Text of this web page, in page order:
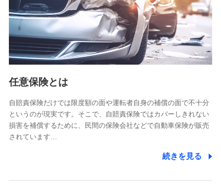
基本情報
氏名、電話番号、メールアドレス、お客さまの識別子、
属性、連絡先、dポイントサービスのご利用に関する情
報。例として、dポイントカード番号、性別、年齢、家族
構成、住所、dポイント残高、dポイント利用履歴などが
含まれます。
当社又は株式会社NTTドコモが提供する各種サービスな
又は株式会社NTTドコモが提供する各種サービスのご契
約状態・ご利用履歴インターネット利用時の行動に関す
る情報、アプリケーション利用時の行動に関する情報、
購入されたサービスや商品の名称・購入場所・決済に関
する情報、アンケートの回答に関する情報などが含まれ
任意保険とは
自賠責保険だけでは限度額の面や運転者自身の補償の面で不十分
というのが現実です。そこで、自賠責保険ではカバーしきれない
損害を補償するために、民間の保険会社などで自動車保険が販売
されています…
続きを見る